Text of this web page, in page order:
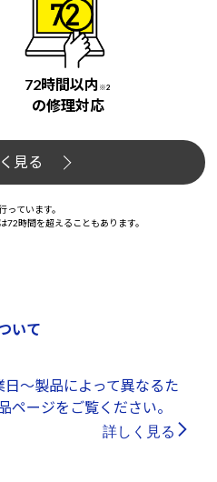
72時間以内 ※2
の修理対応
見る
ています。
時間を超えることもあります。
いて
～製品によって異なるた
ページをご覧ください。
詳しく見る